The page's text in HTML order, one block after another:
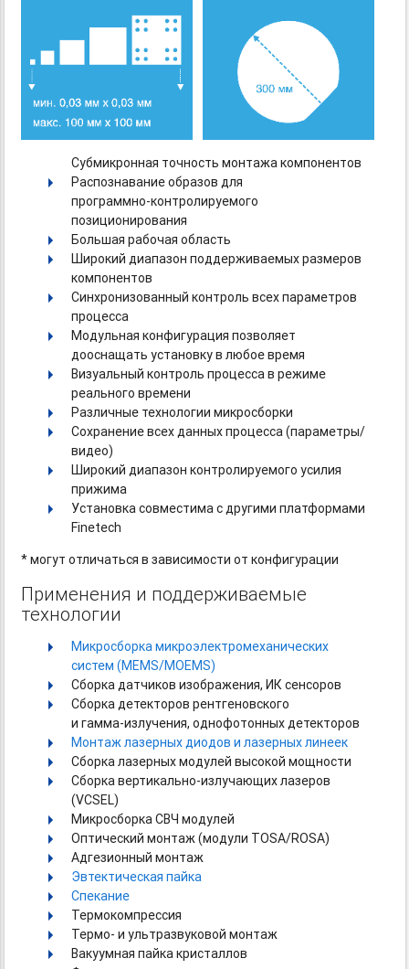
Субмикронная точность монтажа компонентов
Распознавание образов для
программно-контролируемого
позиционирования
Большая рабочая область
Широкий диапазон поддерживаемых размеров
компонентов
Синхронизованный контроль всех параметров
процесса
Модульная конфигурация позволяет
дооснащать установку в любое время
Визуальный контроль процесса в режиме
реального времени
Различные технологии микросборки
Сохранение всех данных процесса (параметры/
видео)
Широкий диапазон контролируемого усилия
прижима
Установка совместима с другими платформами
Finetech
* могут отличаться в зависимости от конфигурации
Применения и поддерживаемые
технологии
Микросборка микроэлектромеханических
систем (MEMS/MOEMS)
Сборка датчиков изображения, ИК сенсоров
Сборка детекторов рентгеновского
и гамма-излучения, однофотонных детекторов
Монтаж лазерных диодов и лазерных линеек
Сборка лазерных модулей высокой мощности
Сборкавертикально-излучающихлазеров
(VCSEL)
Микросборка СВЧ модулей
Оптический монтаж (модули TOSA/ROSA)
Адгезионный монтаж
Эвтектическая пайка
Спекание
Термокомпрессия
Термо- и ультразвуковой монтаж
Вакуумная пайка кристаллов